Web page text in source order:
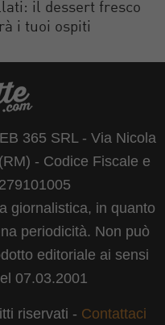
il dessert fresco
i tuoi ospiti
365 SRL - Via Nicola
- Codice Fiscale e
giornalistica, in quanto
periodicità. Non può
editoriale ai sensi
07.03.2001
riservati - Contattaci